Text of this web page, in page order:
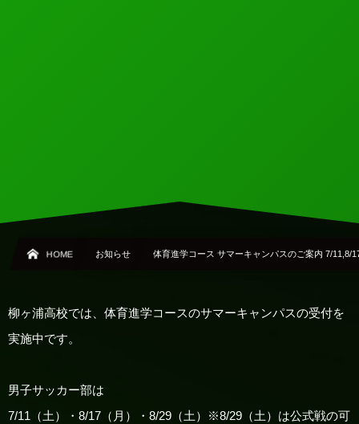
HOME お知らせ 体育進学コース サマーキャンパスのご案内 7/11,8/
柳ヶ浦高校では、体育進学コースのサマーキャンパスの受付を
実施中です。
男子サッカー部は
7/11（土）・8/17（月）・8/29（土）※8/29（土）は公式戦の可